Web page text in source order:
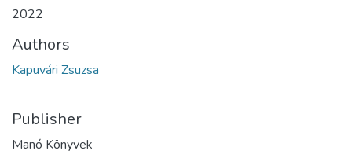
2022
Authors
Kapuvári Zsuzsa
Publisher
Manó Könyvek